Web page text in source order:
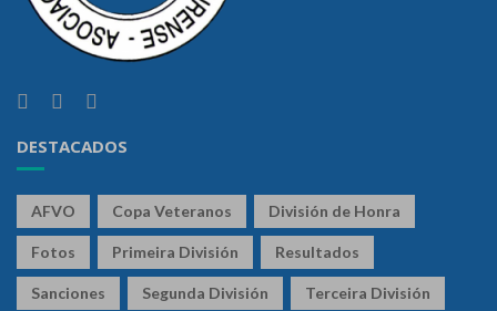
DESTACADOS
AFVO Copa Veteranos División de Honra
Fotos Primeira División Resultados
Sanciones Segunda División Terceira División